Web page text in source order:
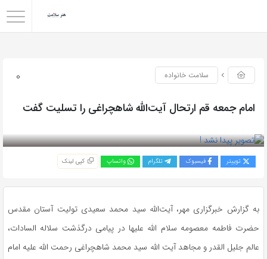
0 سلامت خانواده
امام جمعه قم ارتحال آیت‌الله شاهچراغی را تسلیت گفت
توییتر فیسبوک تلگرام واتساپ کپی لینک
به گزارش خبرگزاری مهر، آیت‌الله سید محمد سعیدی تولیت آستان مقدس
حضرت فاطمه معصومه سلام الله علیها در پیامی درگذشت سلاله السادات،
عالم جلیل القدر و مجاهد آیت الله سید محمد شاهچراغی رحمت الله علیه امام